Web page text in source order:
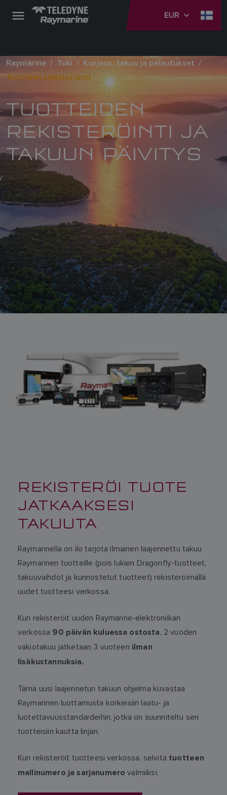
EUR
Raymarine Tuki
Korjaus, takuu ja palautukset
Tuotteen rekisteröinti
TUOTTEIDEN
REKISTERÖINTI JA
TAKUUN PÄIVITYS
REKISTERÖI TUOTE
JATKAAKSESI
TAKUUTA
Raymarinella on ilo tarjota ilmainen laajennettu takuu
Raymarinen tuotteille (pois lukien Dragonfly-tuotteet,
takuuvaihdot ja kunnostetut tuotteet) rekisteröimällä
uudet tuotteesi verkossa.
Kun rekisteröit uuden Raymarine-elektroniikan
verkossa 90 päivän kuluessa ostosta, 2 vuoden
vakiotakuu jatketaan 3 vuoteen ilman
lisäkustannuksia.
Tämä uusi laajennetun takuun ohjelma kuvastaa
Raymarinen luottamusta korkeisiin laatu- ja
luotettavuusstandardeihin, jotka on suunniteltu sen
tuotteisiin kautta linjan.
Kun rekisteröit tuotteesi verkossa, selvitä tuotteen
mallinumero ja sarjanumero valmiiksi.